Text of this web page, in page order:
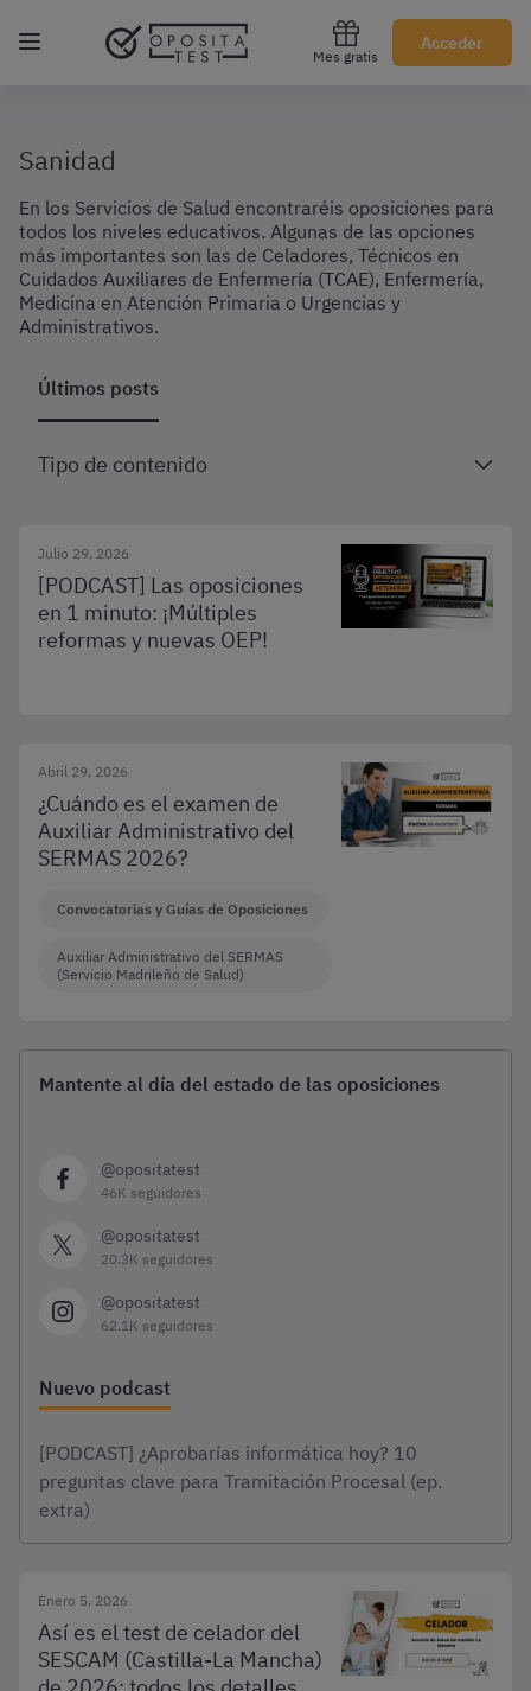
Mes gratis
Acceder
Regístrate gratis
Sanidad
En los Servicios de Salud encontraréis oposiciones para
todos los niveles educativos. Algunas de las opciones
más importantes son las de Celadores, Técnicos en
Cuidados Auxiliares de Enfermería (TCAE), Enfermería,
Medicina en Atención Primaria o Urgencias y
Administrativos.
Últimos posts
Tipo de contenido
Julio 29, 2026
[PODCAST] Las oposiciones
en 1 minuto: ¡Múltiples
reformas y nuevas OEP!
Abril 29, 2026
¿Cuándo es el examen de
Auxiliar Administrativo del
SERMAS 2026?
Convocatorias y Guías de Oposiciones
Auxiliar Administrativo del SERMAS
(Servicio Madrileño de Salud)
Mantente al día del estado de las oposiciones
@opositatest
46K seguidores
@opositatest
20.3K seguidores
@opositatest
62.1K seguidores
Nuevo podcast
[PODCAST] ¿Aprobarías informática hoy? 10
preguntas clave para Tramitación Procesal (ep.
extra)
Enero 5, 2026
Así es el test de celador del
SESCAM (Castilla-La Mancha)